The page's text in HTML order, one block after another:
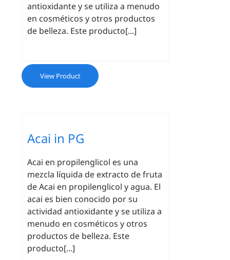
antioxidante y se utiliza a menudo
en cosméticos y otros productos
de belleza. Este producto[...]
View Product
Acai in PG
Acai en propilenglicol es una
mezcla líquida de extracto de fruta
de Acai en propilenglicol y agua. El
acai es bien conocido por su
actividad antioxidante y se utiliza a
menudo en cosméticos y otros
productos de belleza. Este
producto[...]